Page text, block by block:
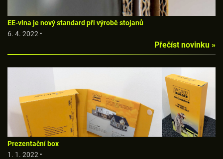
EE-vlna je nový standard při výrobě stojanů
6. 4. 2022 •
Přečíst novinku »
Prezentační box
1. 1. 2022 •